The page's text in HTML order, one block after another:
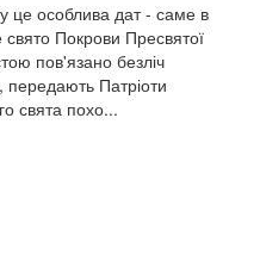
це особлива дат - саме в
свято Покрови Пресвятої
пов'язано безліч
передають Патріоти
свята похо...